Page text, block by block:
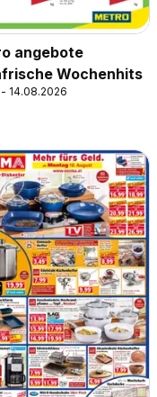
angebote
Wochenhits
14.08.2026